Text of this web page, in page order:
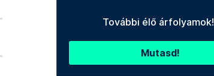
További élő árfolyamok!
Mutasd!